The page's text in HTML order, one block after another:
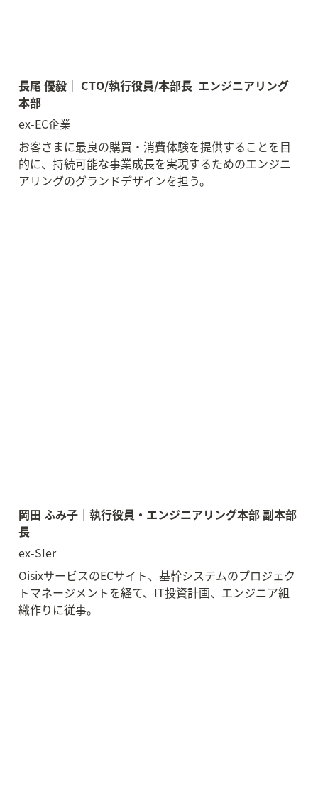
長尾 優毅｜ CTO/執行役員/本部長  エンジニアリング
本部
ex-EC企業
お客さまに最良の購買・消費体験を提供することを目
的に、持続可能な事業成長を実現するためのエンジニ
アリングのグランドデザインを担う。
岡田 ふみ子｜執行役員・エンジニアリング本部 副本部
長
ex-SIer
OisixサービスのECサイト、基幹システムのプロジェク
トマネージメントを経て、IT投資計画、エンジニア組
織作りに従事。